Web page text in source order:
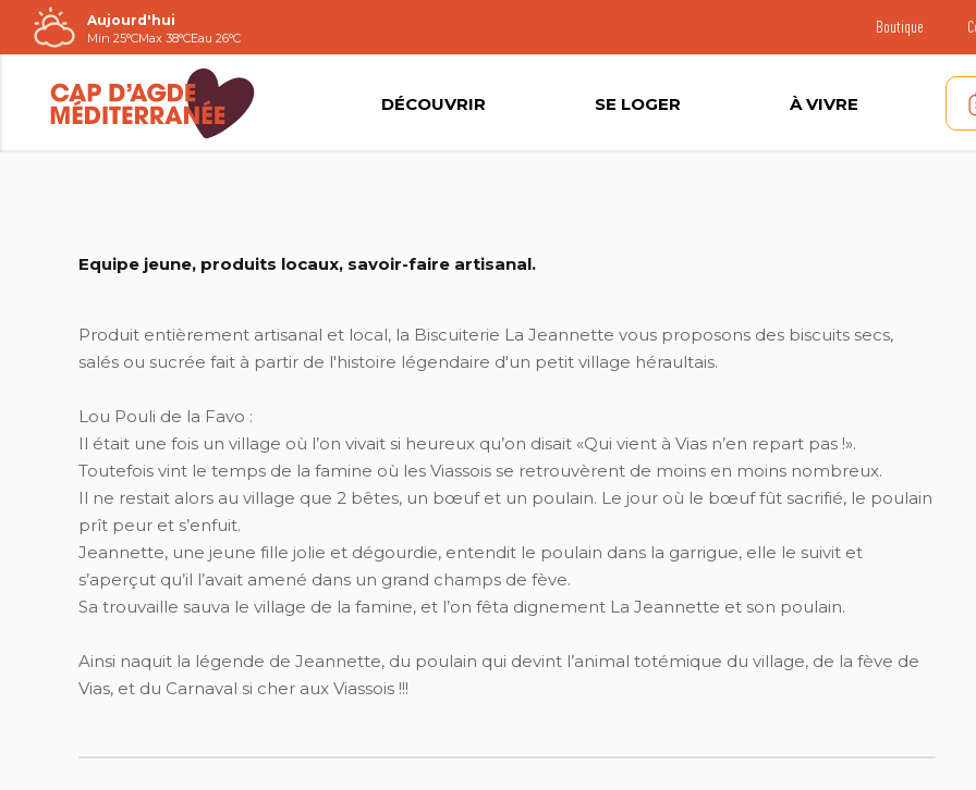
Passer
au
contenu
Aujourd'hui
Min 25°CMax 38°CEau 26°C
Boutique
DÉCOUVRIR SE LOGER À VIVRE
Equipe jeune, produits locaux, savoir-faire artisanal.
Produit entièrement artisanal et local, la Biscuiterie La Jeannette vous proposons des biscuits secs,
salés ou sucrée fait à partir de l'histoire légendaire d'un petit village héraultais.
Lou Pouli de la Favo :
Il était une fois un village où l’on vivait si heureux qu’on disait «Qui vient à Vias n’en repart pas !».
Toutefois vint le temps de la famine où les Viassois se retrouvèrent de moins en moins nombreux.
Il ne restait alors au village que 2 bêtes, un bœuf et un poulain. Le jour où le bœuf fût sacrifié, le poulain
prît peur et s’enfuit.
Jeannette, une jeune fille jolie et dégourdie, entendit le poulain dans la garrigue, elle le suivit et
s’aperçut qu’il l’avait amené dans un grand champs de fève.
Sa trouvaille sauva le village de la famine, et l’on fêta dignement La Jeannette et son poulain.
Ainsi naquit la légende de Jeannette, du poulain qui devint l’animal totémique du village, de la fève de
Vias, et du Carnaval si cher aux Viassois !!!